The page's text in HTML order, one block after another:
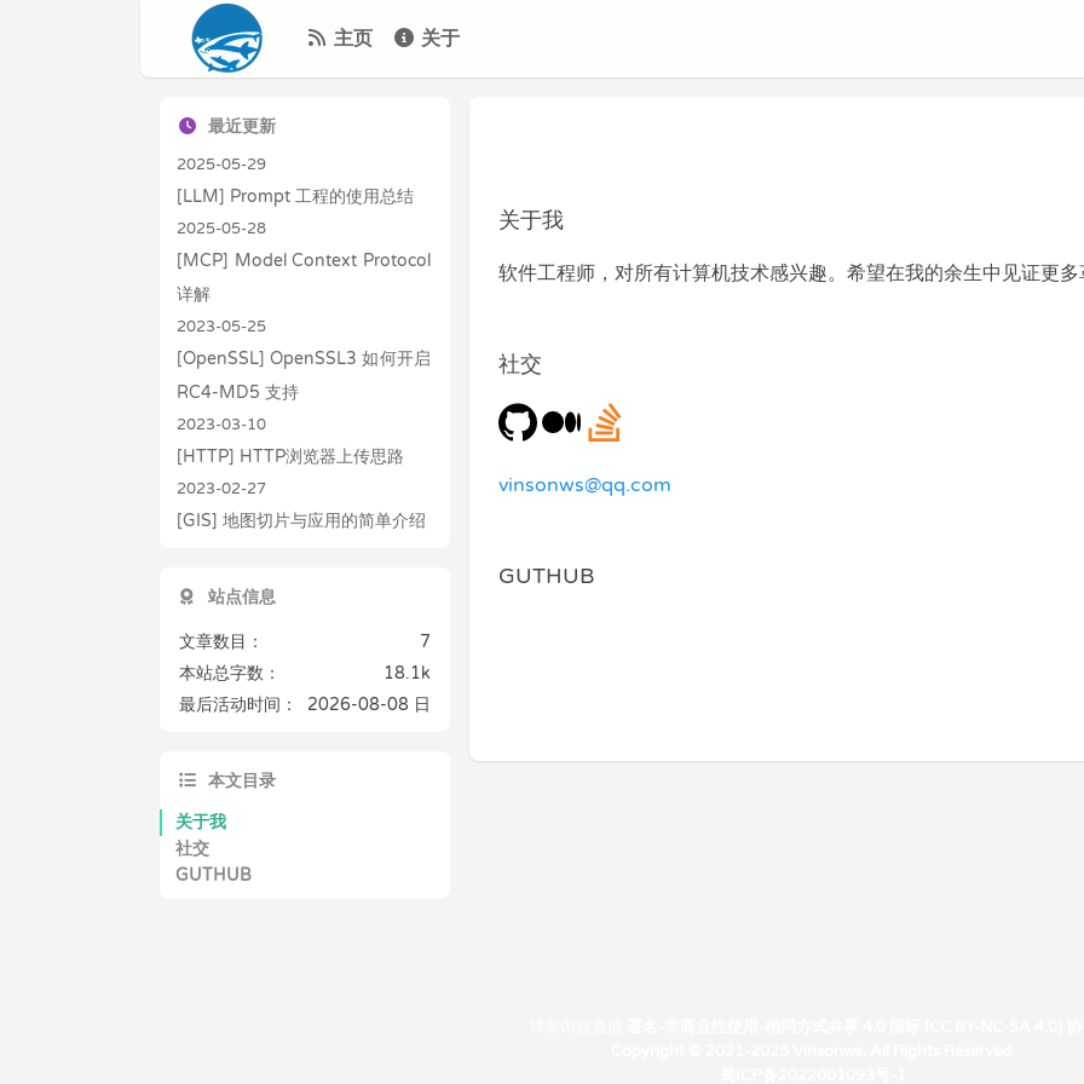
主页 关于
关于我
软件工程师，对所有计算机技术感兴趣。希望在我的余生中见证更
社交
vinsonws@qq.com
GUTHUB
最近更新
2025-05-29
[LLM] Prompt 工程的使用总结
2025-05-28
[MCP] Model Context Protocol
详解
2023-05-25
[OpenSSL] OpenSSL3 如何开启
RC4-MD5 支持
2023-03-10
[HTTP] HTTP浏览器上传思路
2023-02-27
[GIS] 地图切片与应用的简单介绍
站点信息
文章数目：
7
本站总字数：
18.1k
最后活动时间：
2026-08-08 日
本文目录
关于我
社交
GUTHUB